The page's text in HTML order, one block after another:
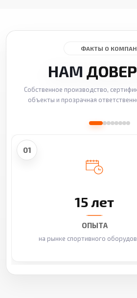
ФАКТЫ О
НАМ
Собственное производство,
объекты и прозрачная
01
15 лет
ОПЫТА
на рынке спортивного